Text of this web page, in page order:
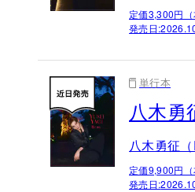
定価3,300円（
発売日:
単行本
八木勇
八木勇征
定価9,900円（
発売日: